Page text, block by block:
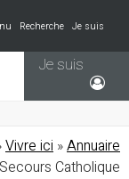
Recherche
Je suis
Je suis
Vivre ici »Annuaire
Catholique